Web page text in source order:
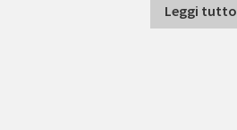
Leggi tutto